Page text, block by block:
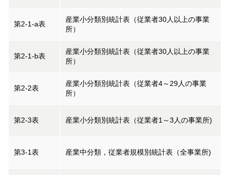
第2-1-a表
産業小分類別統計表（従業者30人以上の事業
所）
第2-1-b表
産業小分類別統計表（従業者30人以上の事業
所）
第2-2表
産業小分類別統計表（従業者4～29人の事業
所）
第2-3表 産業小分類別統計表（従業者1～3人の事業所)
第3-1表 産業中分類，従業者規模別統計表（全事業所)